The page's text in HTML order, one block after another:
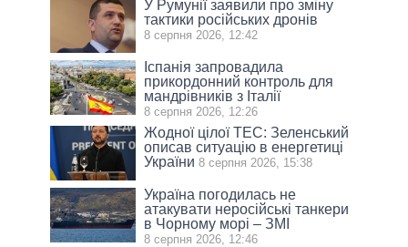
У Румунії заявили про зміну
тактики російських дронів
8 серпня 2026, 12:42
Іспанія запровадила
прикордонний контроль для
мандрівників з Італії
8 серпня 2026, 12:26
Жодної цілої ТЕС: Зеленський
описав ситуацію в енергетиці
України 8 серпня 2026, 15:38
Україна погодилась не
атакувати неросійські танкери
в Чорному морі – ЗМІ
8 серпня 2026, 12:46